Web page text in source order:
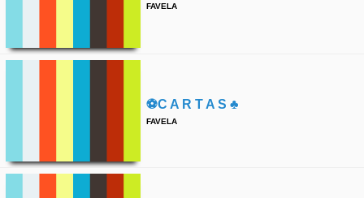
FAVELA
⚽️c A R T A S ♣️
FAVELA